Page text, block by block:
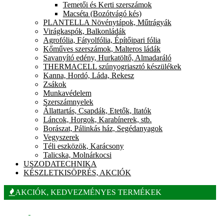
Temetői és Kerti szerszámok
Macséta (Bozótvágó kés)
PLANTELLA Növénytápok, Műtrágyák
Virágkaspók, Balkonládák
Agrofólia, Fátyolfólia, Építőipari fólia
Kőműves szerszámok, Malteros ládák
Savanyító edény, Hurkatöltő, Almadaráló
THERMACELL szúnyogriasztó készülékek
Kanna, Hordó, Láda, Rekesz
Zsákok
Munkavédelem
Szerszámnyelek
Állattartás, Csapdák, Etetők, Itatók
Láncok, Horgok, Karabínerek, stb.
Borászat, Pálinkás ház, Segédanyagok
Vegyszerek
Téli eszközök, Karácsony
Talicska, Molnárkocsi
USZODATECHNIKA
KÉSZLETKISÖPRÉS, AKCIÓK
AKCIÓK, KEDVEZMÉNYES TERMÉKEK